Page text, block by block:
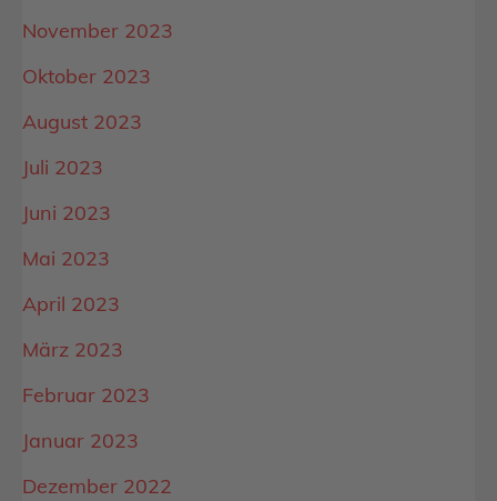
November 2023
Oktober 2023
August 2023
Juli 2023
Juni 2023
Mai 2023
April 2023
März 2023
Februar 2023
Januar 2023
Dezember 2022